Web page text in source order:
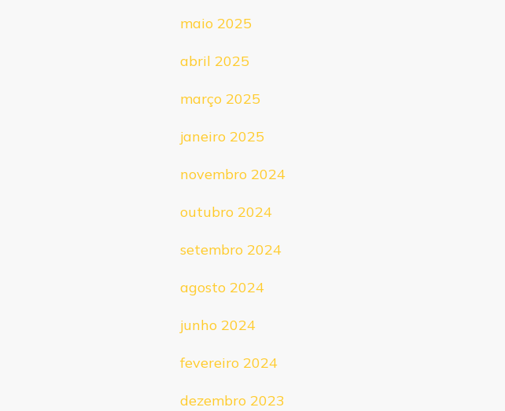
maio 2025
abril 2025
março 2025
janeiro 2025
novembro 2024
outubro 2024
setembro 2024
agosto 2024
junho 2024
fevereiro 2024
dezembro 2023